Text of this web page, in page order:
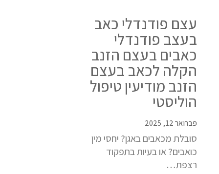
עצם פודנדלי כאב
בעצב פודנדלי
כאבים בעצם הזנב
הקלה לכאב בעצם
הזנב מודיעין טיפול
הוליסטי
פברואר 12, 2025
סובלת מכאבים באגן? יחסי מין
כואבים? או בעיות בתפקוד
רצפת…